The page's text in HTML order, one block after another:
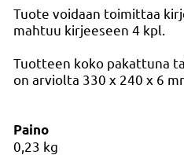
Tuote voidaan toimittaa
mahtuu kirjeeseen 4 kpl.
Tuotteen koko pakattuna
on arviolta 330 x 240 x 6
Paino
0,23 kg